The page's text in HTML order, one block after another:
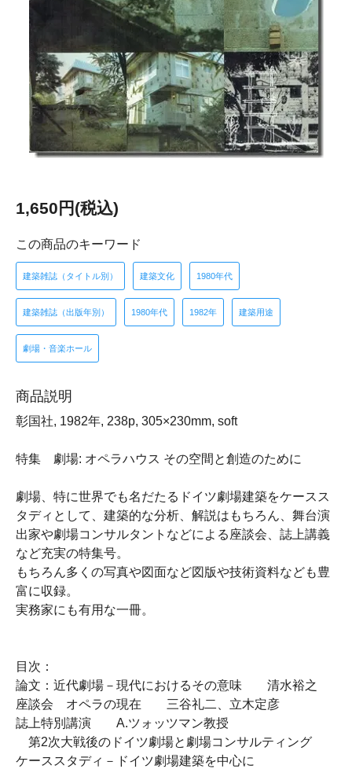
1,650円(税込)
この商品のキーワード
建築雑誌（タイトル別） 建築文化 1980年代
建築雑誌（出版年別） 1980年代 1982年 建築用途
劇場・音楽ホール
商品説明
彰国社, 1982年, 238p, 305×230mm, soft
特集 劇場: オペラハウス その空間と創造のために
劇場、特に世界でも名だたるドイツ劇場建築をケースス
タディとして、建築的な分析、解説はもちろん、舞台演
出家や劇場コンサルタントなどによる座談会、誌上講義
など充実の特集号。
もちろん多くの写真や図面など図版や技術資料なども豊
富に収録。
実務家にも有用な一冊。
目次：
論文：近代劇場－現代におけるその意味 清水裕之
座談会 オペラの現在 三谷礼二、立木定彦
誌上特別講演 A.ツォッツマン教授
第2次大戦後のドイツ劇場と劇場コンサルティング
ケーススタディ－ドイツ劇場建築を中心に